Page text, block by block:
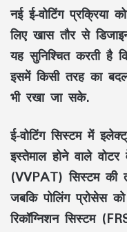
नई ई-वोटिंग
लिए खास तौर से
यह सुनिश्चित करती है
इसमें किसी तरह का
भी रखा जा सके.
ई-वोटिंग सिस्टम में
इस्तेमाल होने वाले
(VVPAT) सिस्टम की
जबकि पोलिंग प्रोसेस
रिकॉग्निशन सिस्टम